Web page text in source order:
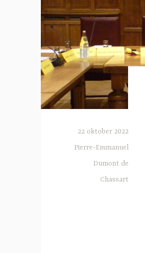
22 oktober 2022
Pierre-Emmanuel
Dumont de
Chassart